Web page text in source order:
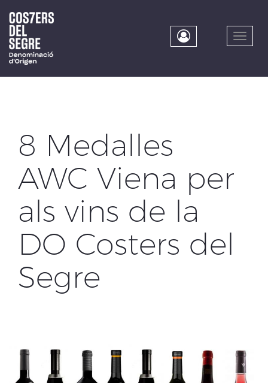
main
content
Toggle
8 Medalles
AWC Viena per
als vins de la
DO Costers del
Segre